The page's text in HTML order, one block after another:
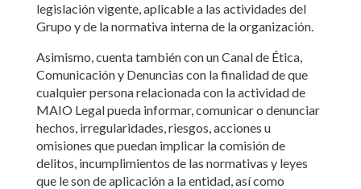
legislación vigente, aplicable a las actividades del
Grupo y de la normativa interna de la organización.
Asimismo, cuenta también con un Canal de Ética,
Comunicación y Denuncias con la finalidad de que
cualquier persona relacionada con la actividad de
MAIO Legal pueda informar, comunicar o denunciar
hechos, irregularidades, riesgos, acciones u
omisiones que puedan implicar la comisión de
delitos, incumplimientos de las normativas y leyes
que le son de aplicación a la entidad, así como